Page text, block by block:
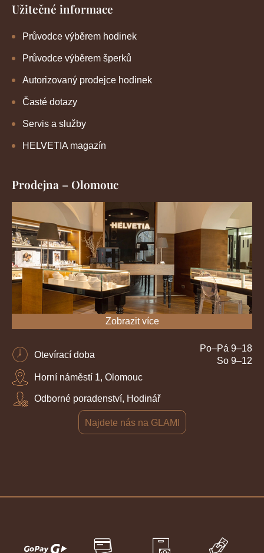
Užitečné informace
Průvodce výběrem hodinek
Průvodce výběrem šperků
Autorizovaný prodejce hodinek
Časté dotazy
Servis a služby
HELVETIA magazín
Prodejna – Olomouc
Zobrazit více
Otevírací doba
Po–Pá 9–18
So 9–12
Horní náměstí 1, Olomouc
Odborné poradenství, Hodinář
Najdete nás na GLAMI